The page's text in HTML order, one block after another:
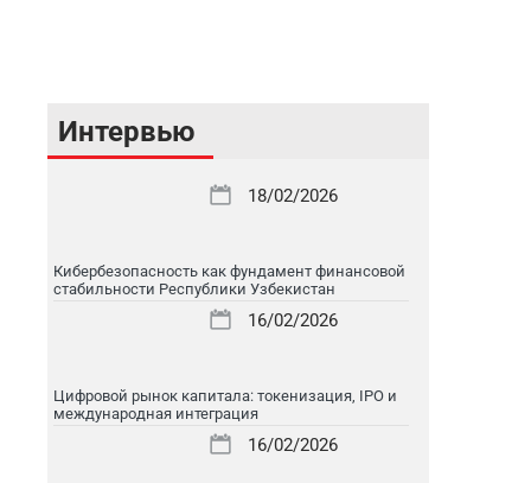
Интервью
18/02/2026
Кибербезопасность как фундамент финансовой
стабильности Республики Узбекистан
16/02/2026
Цифровой рынок капитала: токенизация, IPO и
международная интеграция
16/02/2026